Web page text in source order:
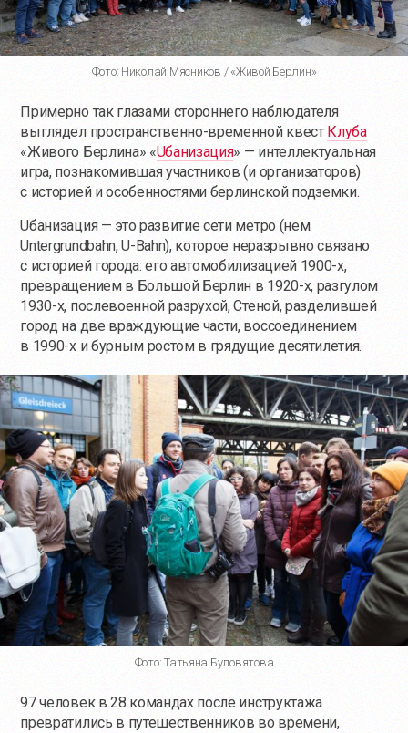
Фото: Николай Мясников / «Живой Берлин»
Примерно так глазами стороннего наблюдателя
выглядел пространственно-временной квест Клуба
«Живого Берлина» «Uбанизация» — интеллектуальная
игра, познакомившая участников (и организаторов)
с историей и особенностями берлинской подземки.
Uбанизация — это развитие сети метро (нем.
Untergrundbahn, U-Bahn), которое неразрывно связано
с историей города: его автомобилизацией 1900-х,
превращением в Большой Берлин в 1920-х, разгулом
1930-х, послевоенной разрухой, Стеной, разделившей
город на две враждующие части, воссоединением
в 1990-х и бурным ростом в грядущие десятилетия.
Фото: Татьяна Буловятова
97 человек в 28 командах после инструктажа
превратились в путешественников во времени,